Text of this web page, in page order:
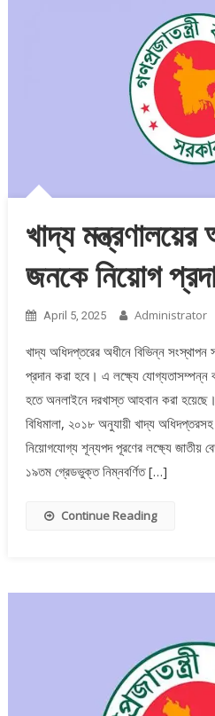
খাদ্য
জনকে নিয়োগ
April 5, 2025 Administrator
খাদ্য অধিদপ্তরের অধীনে বিভিন্ন
প্রদান করা হবে। এ লক্ষ্যে যোগ্যতাসম্পন্ন
হতে অনলাইনে দরখাস্ত আহবান করা
বিধিমালা, ২০১৮ অনুযায়ী খাদ্য
নিয়োগযোগ্য শূন্যপদ পূরণের লক্ষ্যে
১৯তম গ্রেডভুক্ত নিম্নবর্ণিত […]
Continue Reading